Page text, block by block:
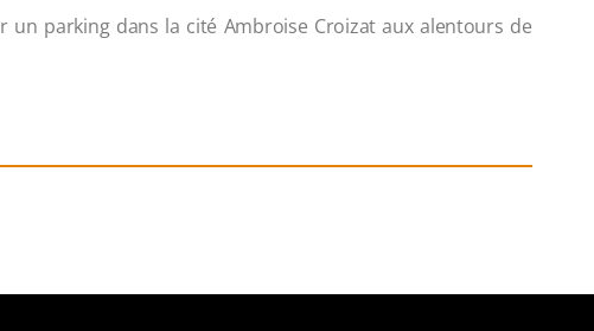
parking dans la cité Ambroise Croizat aux alentours de